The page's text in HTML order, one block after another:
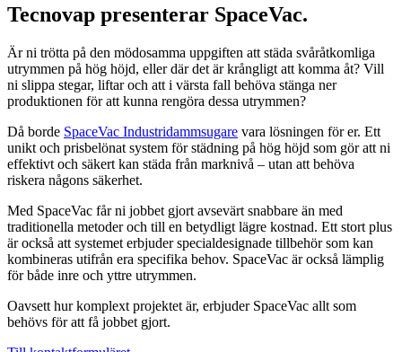
Tecnovap presenterar SpaceVac.
Är ni trötta på den mödosamma uppgiften att städa svåråtkomliga
utrymmen på hög höjd, eller där det är krångligt att komma åt? Vill
ni slippa stegar, liftar och att i värsta fall behöva stänga ner
produktionen för att kunna rengöra dessa utrymmen?
Då borde SpaceVac Industridammsugare vara lösningen för er. Ett
unikt och prisbelönat system för städning på hög höjd som gör att ni
effektivt och säkert kan städa från marknivå – utan att behöva
riskera någons säkerhet.
Med SpaceVac får ni jobbet gjort avsevärt snabbare än med
traditionella metoder och till en betydligt lägre kostnad. Ett stort plus
är också att systemet erbjuder specialdesignade tillbehör som kan
kombineras utifrån era specifika behov. SpaceVac är också lämplig
för både inre och yttre utrymmen.
Oavsett hur komplext projektet är, erbjuder SpaceVac allt som
behövs för att få jobbet gjort.